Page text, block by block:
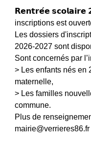
𝗥𝗲𝗻𝘁𝗿𝗲́𝗲 𝘀𝗰𝗼𝗹𝗮𝗶𝗿𝗲
inscriptions est
Les dossiers
2026-2027 sont
Sont concernés par
> Les enfants nés en
maternelle,
> Les familles
commune.
Plus de
mairie@verrieres86.fr